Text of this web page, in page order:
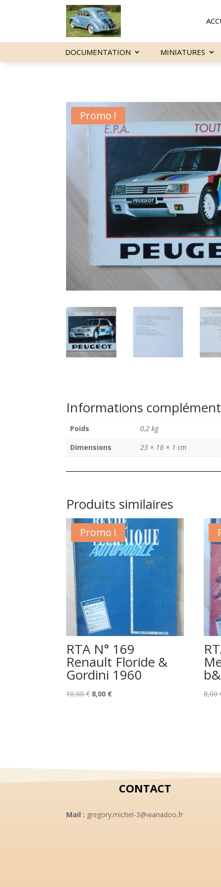
DOCUMENTATION MINIATURES
Promo !
Informations
Poids
0,2 kg
Dimensions
23 × 16 × 1 cm
Produits similaires
Promo !
RTA N° 169
Renault Floride &
Gordini 1960
10,00€ Le
8,00 €Le
8,00
CONTACT
Mail : gregory.michel-3@wanadoo.fr